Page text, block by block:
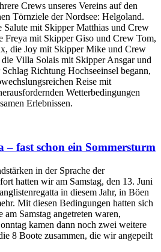
Crews unseres Vereins auf den
Törnziele der Nordsee: Helgoland.
mit Skipper Matthias und Crew
Freya mit Skipper Giso und Crew Tom,
die Joy mit Skipper Mike und Crew
Villa Solais mit Skipper Ansgar und
Richtung Hochseeinsel begann,
Reise mit
Wetterbedingungen
Erlebnissen.
– fast schon ein Sommersturm
in der Sprache der
hatten wir am Samstag, den 13. Juni
in diesem Jahr, in Böen
Mit diesen Bedingungen hatten sich
Samstag angetreten waren,
kamen dann noch zwei weitere
8 Boote zusammen, die wir angepeilt